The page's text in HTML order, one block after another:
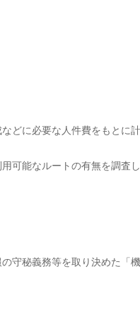
どに必要な人件費をもとに
可能なルートの有無を調査
守秘義務等を取り決めた「